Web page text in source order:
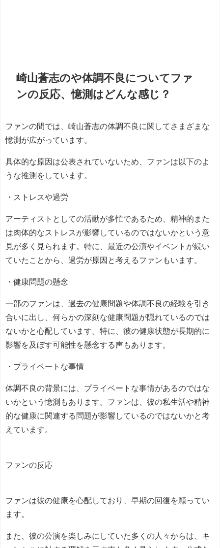
崎山蒼志のや体調不良についてファ
ンの反応、憶測はどんな感じ？
ファンの間では、崎山蒼志の体調不良に関してさまざまな
憶測が広がっています。
具体的な原因は公表されていないため、ファンは以下のよ
うな推測をしています。
・ストレスや過労
アーティストとしての活動が多忙であるため、精神的また
は肉体的なストレスが影響しているのではないかという意
見が多く見られます。特に、最近の公演やイベントが続い
ていたことから、過労が原因と考えるファンもいます。
・健康問題の懸念
一部のファンは、過去の健康問題や体調不良の経験を引き
合いに出し、何らかの深刻な健康問題が隠れているのでは
ないかと心配しています。特に、彼の健康状態が長期的に
影響を及ぼす可能性を懸念する声もあります。
・プライベートな事情
体調不良の背景には、プライベートな事情があるのではな
いかという憶測もあります。ファンは、彼の私生活や精神
的な健康に関連する問題が影響しているのではないかと考
えています。
ファンの反応
ファンは彼の健康を心配しており、早期の回復を願ってい
ます。
また、彼の公演を楽しみにしていた多くの人々からは、キ